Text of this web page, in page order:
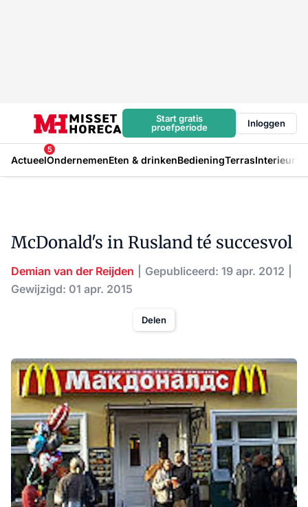
Start gratis
proefperiode
Inloggen
Actueel
5
OndernemenEten & drinkenBedieningTerrasInterieur
McDonald's in Rusland té succesvol
Demian van der Reijden
Gepubliceerd: 19 apr. 2012
Gewijzigd: 01 apr. 2015
Delen